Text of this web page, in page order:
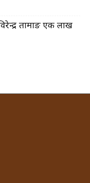
तामाङ एक लाख